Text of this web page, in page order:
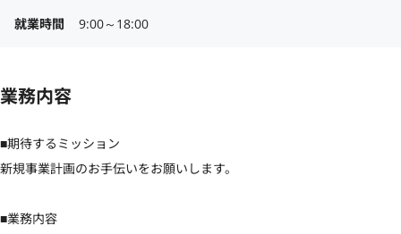
就業時間
9:00～18:00
業務内容
■期待するミッション
新規事業計画のお手伝いをお願いします。
■業務内容